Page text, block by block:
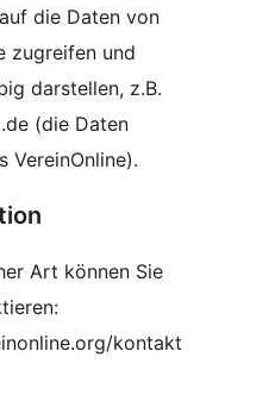
die Daten von
zugreifen und
darstellen, z.B.
(die Daten
VereinOnline).
Art können Sie
kontakt